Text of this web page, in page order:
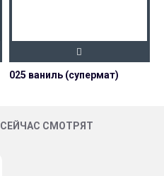
025 ваниль (супермат)
СЕЙЧАС СМОТРЯТ